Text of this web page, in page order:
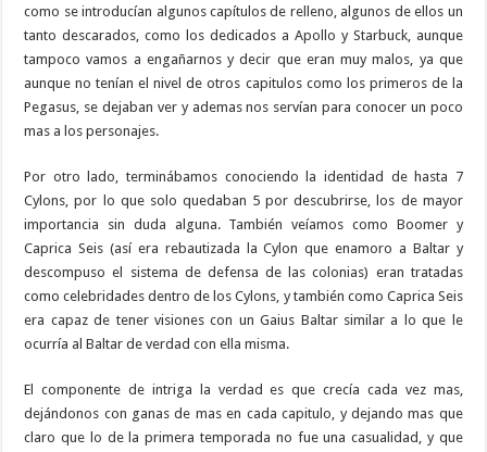
como se introducían algunos capítulos de relleno, algunos de ellos un
tanto descarados, como los dedicados a Apollo y Starbuck, aunque
tampoco vamos a engañarnos y decir que eran muy malos, ya que
aunque no tenían el nivel de otros capitulos como los primeros de la
Pegasus, se dejaban ver y ademas nos servían para conocer un poco
mas a los personajes.
Por otro lado, terminábamos conociendo la identidad de hasta 7
Cylons, por lo que solo quedaban 5 por descubrirse, los de mayor
importancia sin duda alguna. También veíamos como Boomer y
Caprica Seis (así era rebautizada la Cylon que enamoro a Baltar y
descompuso el sistema de defensa de las colonias) eran tratadas
como celebridades dentro de los Cylons, y también como Caprica Seis
era capaz de tener visiones con un Gaius Baltar similar a lo que le
ocurría al Baltar de verdad con ella misma.
El componente de intriga la verdad es que crecía cada vez mas,
dejándonos con ganas de mas en cada capitulo, y dejando mas que
claro que lo de la primera temporada no fue una casualidad, y que